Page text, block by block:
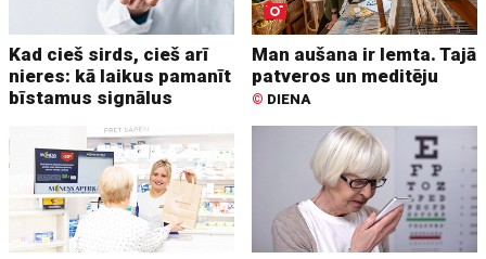
Kad cieš sirds, cieš arī
nieres: kā laikus pamanīt
bīstamus signālus
Man aušana ir lemta. Tajā
patveros un meditēju
© DIENA